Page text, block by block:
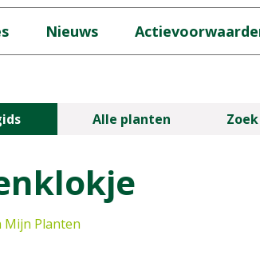
Nieuws
Alle planten
Mijn Planten